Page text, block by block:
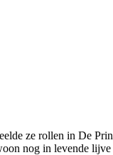
ze rollen in De
nog in levende